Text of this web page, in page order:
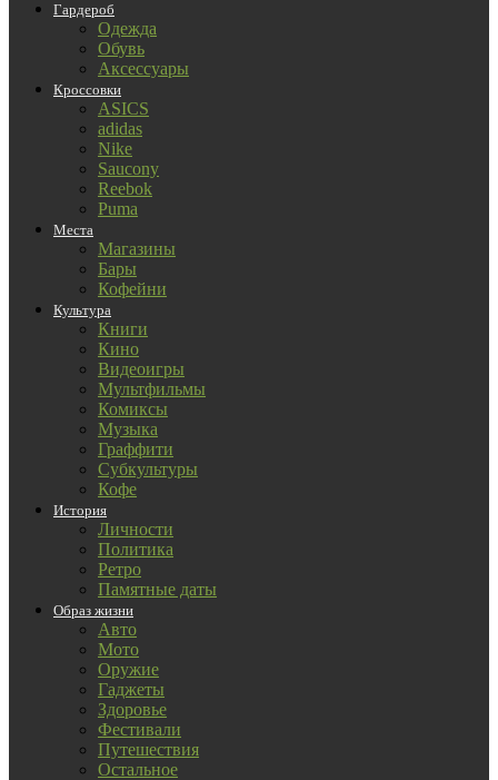
Гардероб
Одежда
Обувь
Аксессуары
Кроссовки
ASICS
adidas
Nike
Saucony
Reebok
Puma
Места
Магазины
Бары
Кофейни
Культура
Книги
Кино
Видеоигры
Мультфильмы
Комиксы
Музыка
Граффити
Субкультуры
Кофе
История
Личности
Политика
Ретро
Памятные даты
Образ жизни
Авто
Мото
Оружие
Гаджеты
Здоровье
Фестивали
Путешествия
Остальное